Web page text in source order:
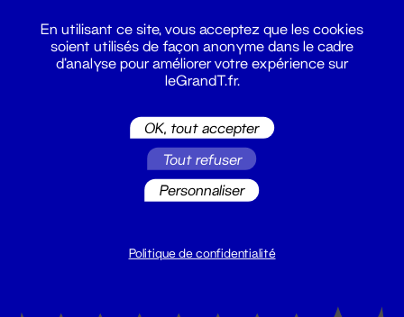
Du lundi au vendredi 14h → 18h
En utilisant ce site, vous acceptez que les cookies
soient utilisés de façon anonyme dans le cadre
d'analyse pour améliorer votre expérience sur
leGrandT.fr.
OK, tout accepter
Tout refuser
Personnaliser
Politique de confidentialité